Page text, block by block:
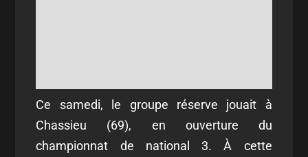
Ce samedi, le groupe réserve jouait à
Chassieu (69), en ouverture du
championnat de national 3. À cette